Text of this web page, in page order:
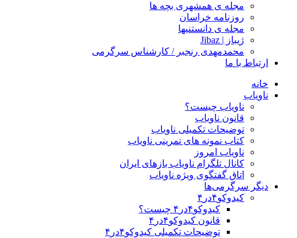
مجله ی همشهری بچه ها
روزنامه خراسان
مجله ی دانستنیها
ژیباز | Jibaz
محمدمهدی رنجبر / کارشناس سرگرمی
ارتباط با ما
خانه
ناویاب
ناویاب چیست؟
قانون ناویاب
توضیحات تکمیلی ناویاب
کتاب نمونه های تمرینی ناویاب
ناویاب امروز
کانال تلگرام ناویاب بازهای ایران
اتاق گفتگوی ویژه ناویاب
دیگر سرگرمی‌ها
کیدوکو۴در۴
کیدوکو۴در۴ چیست؟
قانون کیدوکو۴در۴
توضیحات تکمیلی کیدوکو۴در۴